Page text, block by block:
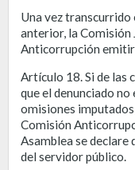
Una vez transcurrido
anterior, la Comisión
Anticorrupción
Artículo 18. Si de las
que el denunciado no
omisiones
Comisión
Asamblea se declare
del servidor público.